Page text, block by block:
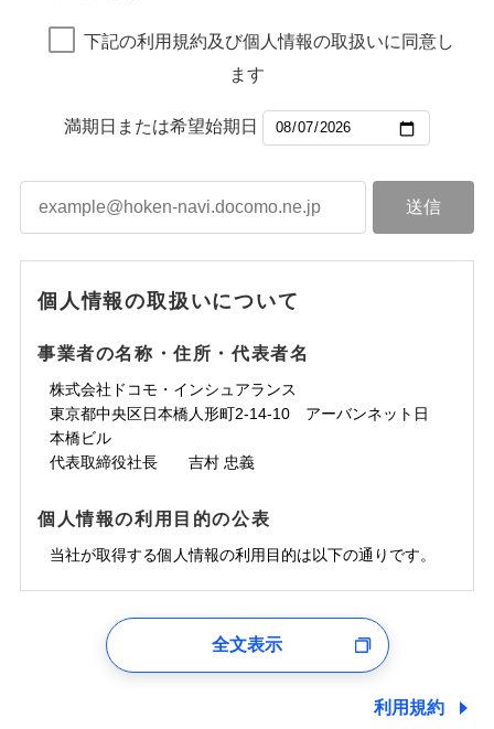
下記の利用規約及び個人情報の取扱いに同意し
ます
満期日または希望始期日
個人情報の取扱いについて
事業者の名称・住所・代表者名
株式会社ドコモ・インシュアランス
東京都中央区日本橋人形町2-14-10 アーバンネット日
本橋ビル
代表取締役社長 吉村 忠義
個人情報の利用目的の公表
当社が取得する個人情報の利用目的は以下の通りです。
ユーザー登録受付および、管理のため
しくは委託を受けている保険会社・提携会社の保険その他に
全文表示
利用規約